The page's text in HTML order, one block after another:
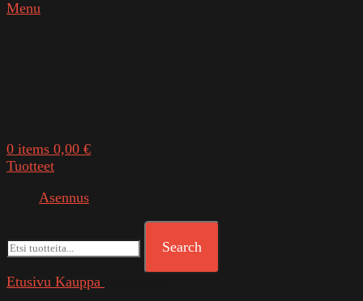
Menu
0 items 0,00 €
Tuotteet
Asennus
Search
Etusivu Kauppa